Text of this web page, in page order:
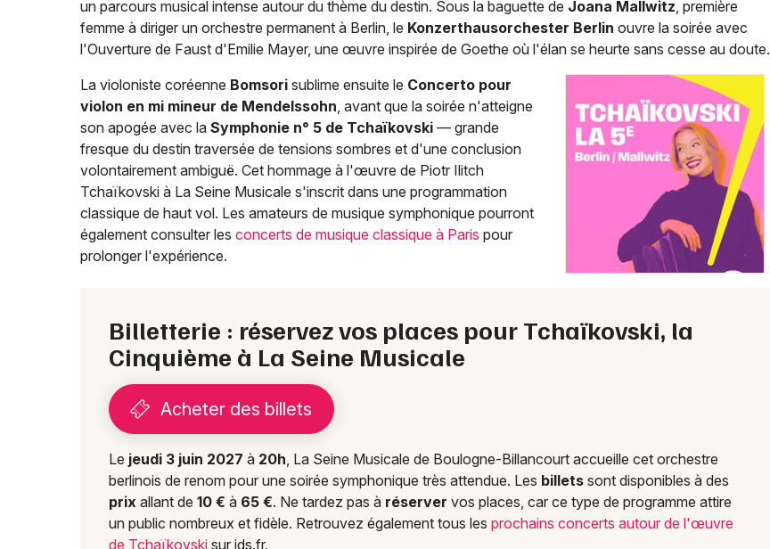
92 - Hauts-de-Seine
Choisir mes départements
Je m'abonne
un parcours musical intense autour du thème du destin. Sous la baguette de Joana Mallwitz, première
femme à diriger un orchestre permanent à Berlin, le Konzerthausorchester Berlin ouvre la soirée avec
l'Ouverture de Faust d'Emilie Mayer, une œuvre inspirée de Goethe où l'élan se heurte sans cesse au doute.
La violoniste coréenne Bomsori sublime ensuite le Concerto pour
violon en mi mineur de Mendelssohn, avant que la soirée n'atteigne
son apogée avec la Symphonie n° 5 de Tchaïkovski — grande
fresque du destin traversée de tensions sombres et d'une conclusion
volontairement ambiguë. Cet hommage à l'œuvre de Piotr Ilitch
Tchaïkovski à La Seine Musicale s'inscrit dans une programmation
classique de haut vol. Les amateurs de musique symphonique pourront
également consulter les concerts de musique classique à Paris pour
prolonger l'expérience.
Billetterie : réservez vos places pour Tchaïkovski, la
Cinquième à La Seine Musicale
Acheter des billets
Le jeudi 3 juin 2027 à 20h, La Seine Musicale de Boulogne-Billancourt accueille cet orchestre
berlinois de renom pour une soirée symphonique très attendue. Les billets sont disponibles à des
prix allant de 10 € à 65 €. Ne tardez pas à réserver vos places, car ce type de programme attire
un public nombreux et fidèle. Retrouvez également tous les prochains concerts autour de l'œuvre
de Tchaïkovski sur jds.fr.